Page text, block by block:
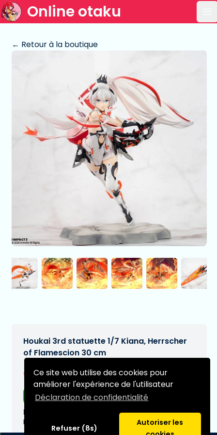
Ce site web utilise des cookies pour
améliorer l'expérience de l'utilisateur
Déclaration de confidentialité
Refuser (8s)
Autoriser les
Online otaku
← Retour à la boutique
Houkai 3rd statuette 1/7 Kiana, Herrscher
of Flamescion 30 cm
€469,99[Sous réserve de modifications]
Livraison gratuite
Date de livraison prévue:
N/A